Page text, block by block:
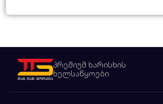
პრემიუმ ხარისხის
ხელსაწყოები